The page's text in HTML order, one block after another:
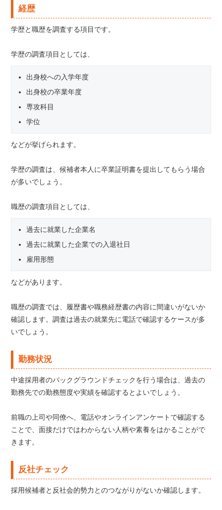
経歴
学歴と職歴を調査する項目です。
学歴の調査項目としては、
出身校への入学年度
出身校の卒業年度
専攻科目
学位
などが挙げられます。
学歴の調査は、候補者本人に卒業証明書を提出してもらう場合
が多いでしょう。
職歴の調査項目としては、
過去に就業した企業名
過去に就業した企業での入退社日
雇用形態
などがあります。
職歴の調査では、履歴書や職務経歴書の内容に間違いがないか
確認します。調査は過去の就業先に電話で確認するケースが多
いでしょう。
勤務状況
中途採用者のバックグラウンドチェックを行う場合は、過去の
勤務先での勤務態度や実績を確認するとよいでしょう。
前職の上司や同僚へ、電話やオンラインアンケートで確認する
ことで、面接だけではわからない人柄や素養をはかることがで
きます。
反社チェック
採用候補者と反社会的勢力とのつながりがないか確認します。